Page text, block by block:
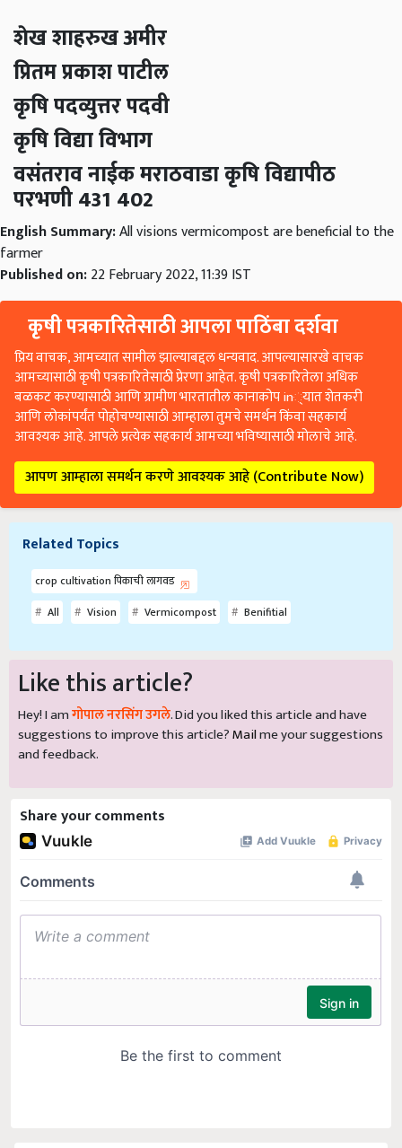
शेख शाहरुख अमीर
प्रितम प्रकाश पाटील
कृषि पदव्युत्तर पदवी
कृषि विद्या विभाग
वसंतराव नाईक मराठवाडा कृषि विद्यापीठ
परभणी 431 402
English Summary:All visions vermicompost are beneficial to the
farmer
Published on:22 February 2022, 11:39 IST
कृषी पत्रकारितेसाठी आपला पाठिंबा दर्शवा
प्रिय वाचक, आमच्यात सामील झाल्याबद्दल धन्यवाद. आपल्यासारखे वाचक
आमच्यासाठी कृषी पत्रकारितेसाठी प्रेरणा आहेत. कृषी पत्रकारितेला अधिक
बळकट करण्यासाठी आणि ग्रामीण भारतातील कानाकोप in्यात शेतकरी
आणि लोकांपर्यंत पोहोचण्यासाठी आम्हाला तुमचे समर्थन किंवा सहकार्य
आवश्यक आहे. आपले प्रत्येक सहकार्य आमच्या भविष्यासाठी मोलाचे आहे.
आपण आम्हाला समर्थन करणे आवश्यक आहे (Contribute Now)
Related Topics
crop cultivation पिकाची लागवड
All
Vision Vermicompost Benifitial
Like this article?
Hey! I amगोपाल नरसिंग उगले. Did you liked this article and have
suggestions to improve this article?Mailme your suggestions
and feedback.
Share your comments